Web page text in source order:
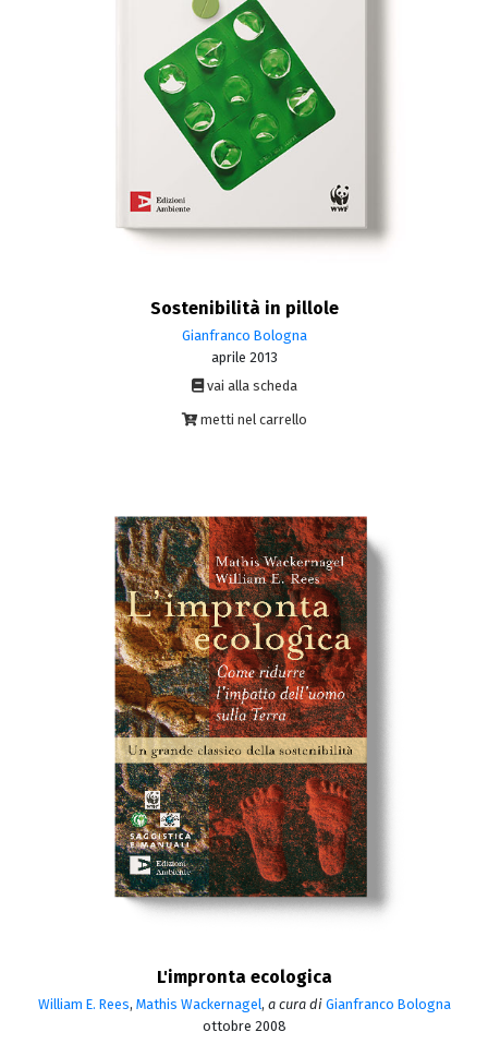
Sostenibilità in pillole
Gianfranco Bologna
aprile 2013
vai alla scheda
metti nel carrello
L'impronta ecologica
William E. Rees, Mathis Wackernagel, a cura di Gianfranco Bologna
ottobre 2008